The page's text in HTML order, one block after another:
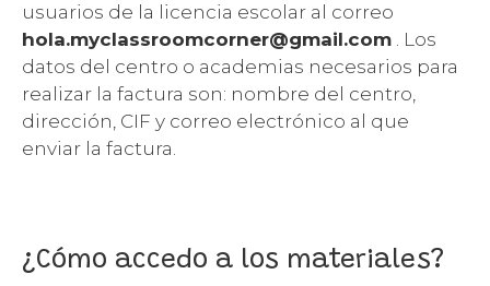
usuarios de la licencia escolar al correo
hola.myclassroomcorner@gmail.com . Los
datos del centro o academias necesarios para
realizar la factura son: nombre del centro,
dirección, CIF y correo electrónico al que
enviar la factura.
¿Cómo accedo a los materiales?